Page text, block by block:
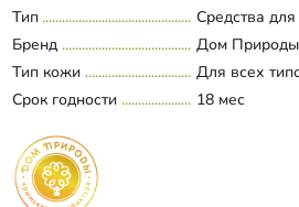
акации,
спирулины,
бензиловый
сорбиновая
кислота,
Тип
Средства
Бренд
Дом Природы
Тип кожи
Для всех
Срок годности
18 мес